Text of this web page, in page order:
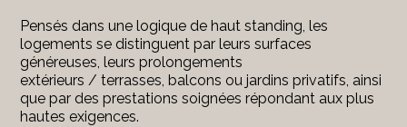
Pensés dans une logique de haut standing, les
logements se distinguent par leurs surfaces
généreuses, leurs prolongements
extérieurs / terrasses, balcons ou jardins privatifs, ainsi
que par des prestations soignées répondant aux plus
hautes exigences.